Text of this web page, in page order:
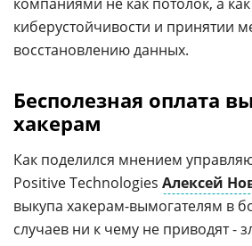
киберустойчивости и принятии
восстановлению данных.
Бесполезная оплата
хакерам
Как поделился мнением
Positive Technologies Алексей
выкупа хакерам-вымогателям в
случаев ни к чему не приводят -